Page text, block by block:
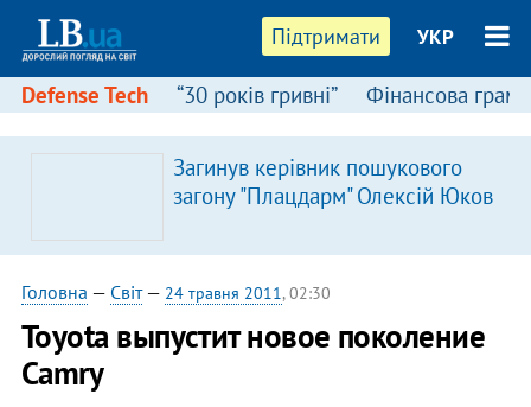
Підтримати УКР
Defense Tech “30 років гривні” Фінансова
Загинув керівник пошукового
загону "Плацдарм" Олексій Юков
Головна — Світ— 24 травня 2011, 02:30
Toyota выпустит новое поколение
Camry